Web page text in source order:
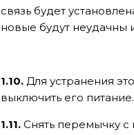
связь будет
новые будут
1.10. Для устранения
выключить его питание.
1.11.Снять перемычку с